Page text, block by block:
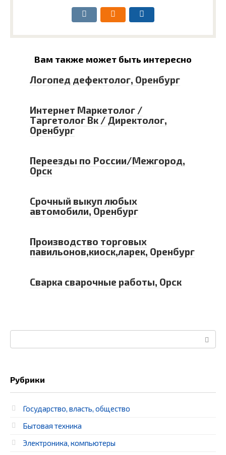
Вам также может быть интересно
Логопед дефектолог, Оренбург
Интернет Маркетолог /
Таргетолог Вк / Директолог,
Оренбург
Переезды по России/Межгород,
Орск
Срочный выкуп любых
автомобили, Оренбург
Производство торговых
павильонов,киоск,ларек, Оренбург
Сварка сварочные работы, Орск
Рубрики
Государство, власть, общество
Бытовая техника
Электроника, компьютеры